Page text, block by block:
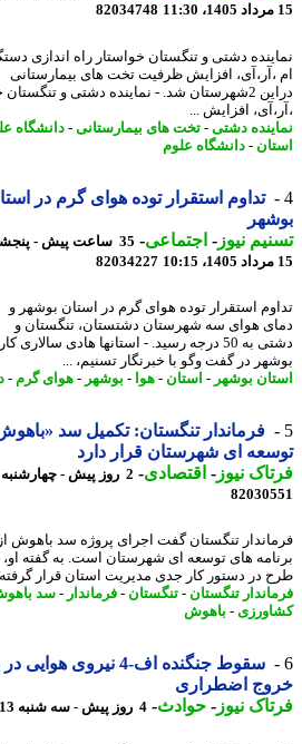
82034748
دشتی و تنگستان خواستار راه اندازی دستگاه
افزایش ظرفیت تخت های بیمارستانی
دراین 2شهرستان شد. - نماینده دشتی و تنگستان
افزایش ...
دشتی-تخت های بیمارستانی-دانشگاه علوم
-دانشگاه علوم
تداوم استقرار توده هوای گرم در استان
نیوز-اجتماعی-
35 ساعت پیش - پنجشنبه
82034227
استقرار توده هوای گرم در استان بوشهر و
هوای سه شهرستان دشتستان، تنگستان و
دشتی به 50 درجه رسید. - استانها هادی سالاری
در گفت وگو با خبرنگار تسنیم، ...
بوشهر-استان-هوا-بوشهر-هوای گرم-دمای
فرماندار تنگستان: تکمیل سد «باهوش»
ای شهرستان قرار دارد
نیوز-اقتصادی-2 روز پیش - چهارشنبه 14 مرداد 1405، 17:15
تنگستان گفت اجرای پروژه سد باهوش از
های توسعه ای شهرستان است. به گفته او، با
در دستور کار جدی مدیریت استان قرار گرفته ...
تنگستان-تنگستان-فرماندار-سد باهوش-
- باهوش
سقوط جنگنده اف-4 نیروی
اضطراری
نیوز-حوادث -4 روز پیش - سه شنبه 13 مرداد 1405، 02:05